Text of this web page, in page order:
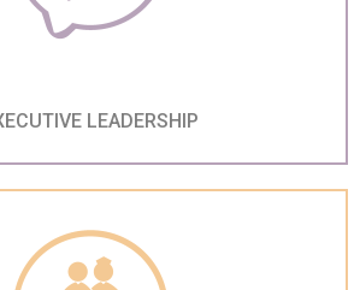
LEADERSHIP